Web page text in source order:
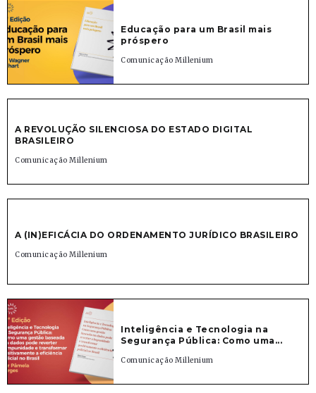
Educação para um Brasil mais
próspero
Comunicação Millenium
A REVOLUÇÃO SILENCIOSA DO ESTADO DIGITAL
BRASILEIRO
Comunicação Millenium
A (IN)EFICÁCIA DO ORDENAMENTO JURÍDICO BRASILEIRO
Comunicação Millenium
Inteligência e Tecnologia na
Segurança Pública: Como uma...
Comunicação Millenium